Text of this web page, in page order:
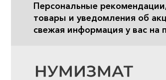
Персональные
товары и уведомления об
свежая информация у вас на